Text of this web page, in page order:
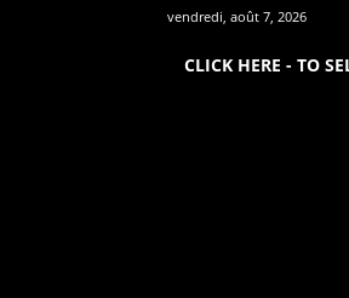
vendredi, août 7, 2026
CLICK HERE - TO